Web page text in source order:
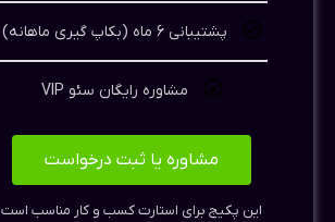
پشتیبانی 6 ماه (بکاپ گیری ماهانه)
مشاوره رایگان سئو VIP
مشاوره یا ثبت درخواست
این پکیج برای استارت کسب و کار مناسب است